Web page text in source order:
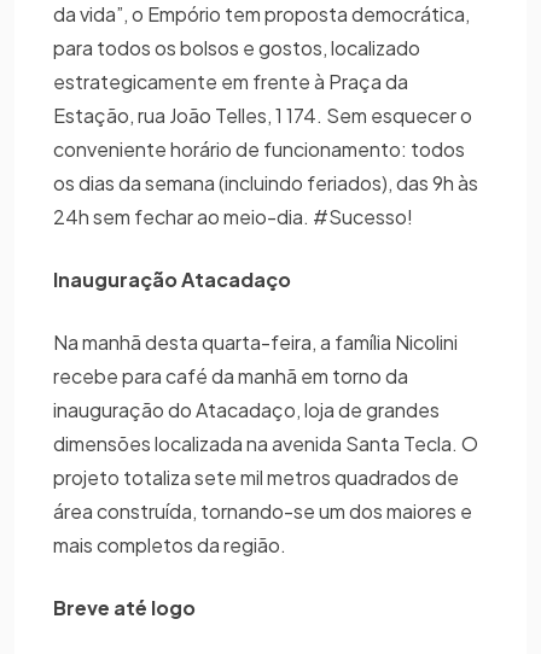
da vida”, o Empório tem proposta democrática,
para todos os bolsos e gostos, localizado
estrategicamente em frente à Praça da
Estação, rua João Telles, 1 174. Sem esquecer o
conveniente horário de funcionamento: todos
os dias da semana (incluindo feriados), das 9h às
24h sem fechar ao meio-dia. #Sucesso!
Inauguração Atacadaço
Na manhã desta quarta-feira, a família Nicolini
recebe para café da manhã em torno da
inauguração do Atacadaço, loja de grandes
dimensões localizada na avenida Santa Tecla. O
projeto totaliza sete mil metros quadrados de
área construída, tornando-se um dos maiores e
mais completos da região.
Breve até logo